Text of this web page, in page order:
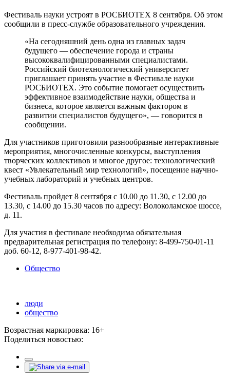
Фестиваль науки устроят в РОСБИОТЕХ 8 сентября. Об этом
сообщили в пресс-службе образовательного учреждения.
«На сегодняшний день одна из главных задач
будущего — обеспечение города и страны
высококвалифицированными специалистами.
Российский биотехнологический университет
приглашает принять участие в Фестивале науки
РОСБИОТЕХ. Это событие помогает осуществить
эффективное взаимодействие науки, общества и
бизнеса, которое является важным фактором в
развитии специалистов будущего», — говорится в
сообщении.
Для участников приготовили разнообразные интерактивные
мероприятия, многочисленные конкурсы, выступления
творческих коллективов и многое другое: технологический
квест «Увлекательный мир технологий», посещение научно-
учебных лабораторий и учебных центров.
Фестиваль пройдет 8 сентября с 10.00 до 11.30, с 12.00 до
13.30, с 14.00 до 15.30 часов по адресу: Волоколамское шоссе,
д. 11.
Для участия в фестивале необходима обязательная
предварительная регистрация по телефону: 8-499-750-01-11
доб. 60-12, 8-977-401-98-42.
Общество
люди
общество
Возрастная маркировка: 16+
Поделиться новостью: